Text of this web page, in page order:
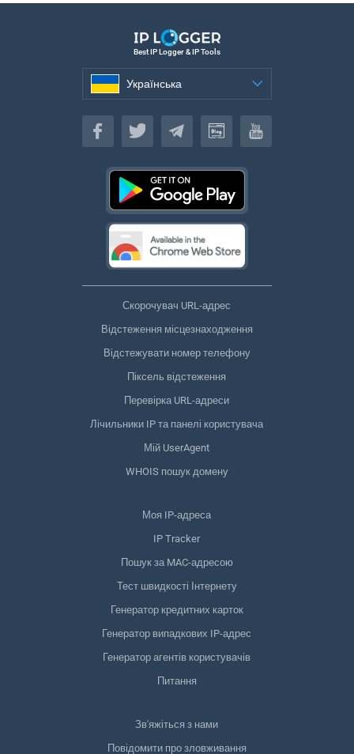
Best IP Logger & IP Tools
Українська
Українська
Скорочувач URL-адрес
Відстеження місцезнаходження
Відстежувати номер телефону
Піксель відстеження
Перевірка URL-адреси
Лічильники IP та панелі користувача
Мій UserAgent
WHOIS пошук домену
Моя IP-адреса
IP Tracker
Пошук за MAC-адресою
Тест швидкості Інтернету
Генератор кредитних карток
Генератор випадкових IP-адрес
Генератор агентів користувачів
Питання
Зв'яжіться з нами
Повідомити про зловживання